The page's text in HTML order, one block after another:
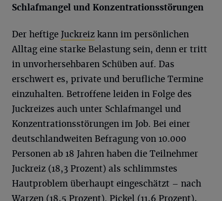
Schlafmangel und Konzentrationsstörungen
Der heftige Juckreiz kann im persönlichen
Alltag eine starke Belastung sein, denn er tritt
in unvorhersehbaren Schüben auf. Das
erschwert es, private und berufliche Termine
einzuhalten. Betroffene leiden in Folge des
Juckreizes auch unter Schlafmangel und
Konzentrationsstörungen im Job. Bei einer
deutschlandweiten Befragung von 10.000
Personen ab 18 Jahren haben die Teilnehmer
Juckreiz (18,3 Prozent) als schlimmstes
Hautproblem überhaupt eingeschätzt – nach
Warzen (18,5 Prozent). Pickel (11,6 Prozent),